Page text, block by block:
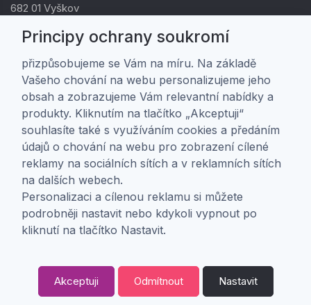
682 01 Vyškov
DIČ: CZ01805878
Zákaznická péče
Doprava a platba
Obchodní podmínky
Ochrana osobních údajů
Nastavení soukromí
O nás
0
Principy ochrany soukromí
přizpůsobujeme se Vám na míru. Na základě
Vašeho chování na webu personalizujeme jeho
obsah a zobrazujeme Vám relevantní nabídky a
produkty. Kliknutím na tlačítko „Akceptuji“
souhlasíte také s využíváním cookies a předáním
údajů o chování na webu pro zobrazení cílené
reklamy na sociálních sítích a v reklamních sítích
na dalších webech.
Personalizaci a cílenou reklamu si můžete
podrobněji nastavit nebo kdykoli vypnout po
kliknutí na tlačítko Nastavit.
Akceptuji Odmítnout Nastavit